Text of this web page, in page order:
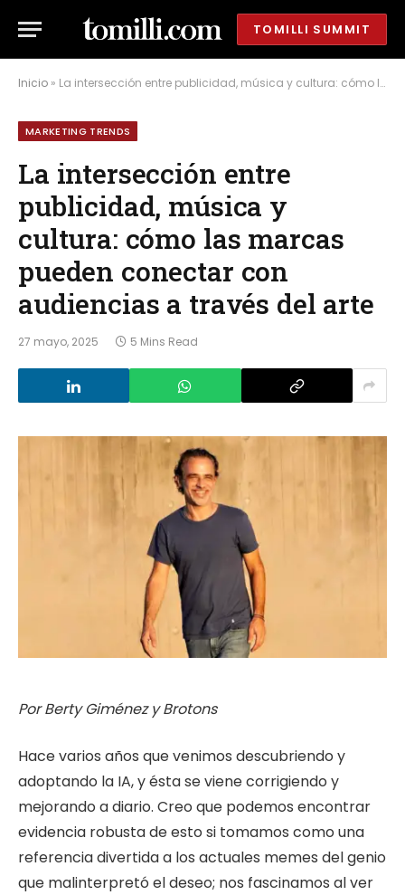
TOMILLI SUMMIT
Inicio » La intersección entre publicidad, música y cultura: cómo las marcas pueden conectar con audiencias a través del arte
MARKETING TRENDS
La intersección entre
publicidad, música y
cultura: cómo las marcas
pueden conectar con
audiencias a través del arte
27 mayo, 2025 5 Mins Read
Por Berty Giménez y Brotons
Hace varios años que venimos descubriendo y
adoptando la IA, y ésta se viene corrigiendo y
mejorando a diario. Creo que podemos encontrar
evidencia robusta de esto si tomamos como una
referencia divertida a los actuales memes del genio
que malinterpretó el deseo; nos fascinamos al ver